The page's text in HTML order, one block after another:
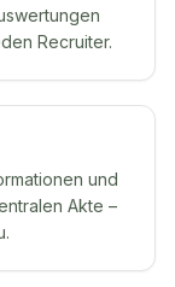
Recruiter.
und
Akte –